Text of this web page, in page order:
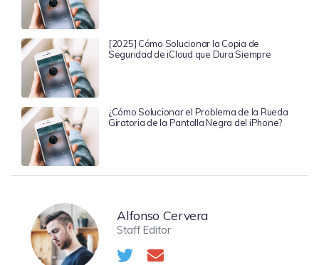
[2025] Cómo Solucionar la Copia de
Seguridad de iCloud que Dura Siempre
¿Cómo Solucionar el Problema de la Rueda
Giratoria de la Pantalla Negra del iPhone?
Alfonso Cervera
Staff Editor